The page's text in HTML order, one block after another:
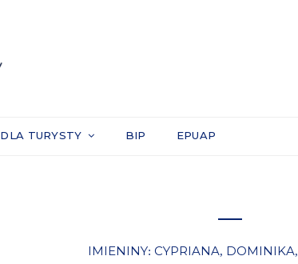
DLA TURYSTY BIP EPUAP
IMIENINY: CYPRIANA, DOMINIKA,